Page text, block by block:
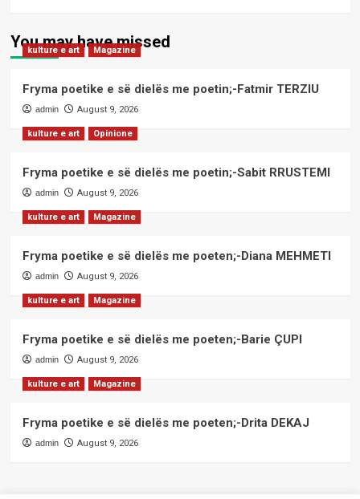
You may have missed
kulture e art Magazine
Fryma poetike e së dielës me poetin;-Fatmir TERZIU
admin August 9, 2026
kulture e art Opinione
Fryma poetike e së dielës me poetin;-Sabit RRUSTEMI
admin August 9, 2026
kulture e art Magazine
Fryma poetike e së dielës me poeten;-Diana MEHMETI
admin August 9, 2026
kulture e art Magazine
Fryma poetike e së dielës me poeten;-Barie ÇUPI
admin August 9, 2026
kulture e art Magazine
Fryma poetike e së dielës me poeten;-Drita DEKAJ
admin August 9, 2026